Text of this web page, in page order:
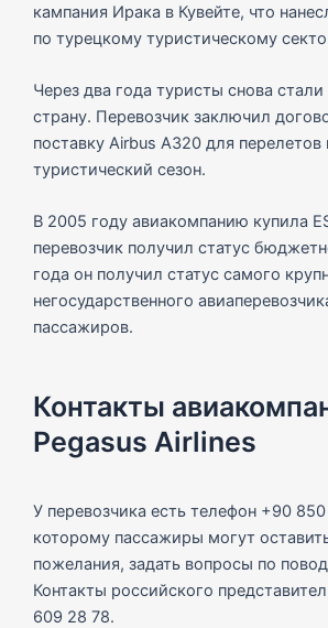
кампания Ирака в Кувейте, что
по турецкому туристическому
Через два года туристы снова
страну. Перевозчик заключил
поставку Airbus A320 для перелетов
туристический сезон.
В 2005 году авиакомпанию купила
перевозчик получил статус
года он получил статус самого
негосударственного
пассажиров.
Контакты
Pegasus Airlines
У перевозчика есть телефон +90
которому пассажиры могут
пожелания, задать вопросы по
Контакты российского
609 28 78.